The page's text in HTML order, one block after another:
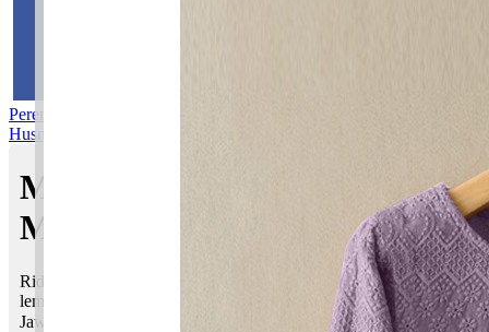
Perempuan
Husna
Maksud nama Ridzki Auni |
Maksud Nama dalam Islam
Ridzki Auni bermaksud Rezeki, kurniaan Allah; Lemah
lembutku, ketenangan, ketetapanku
Jawi: